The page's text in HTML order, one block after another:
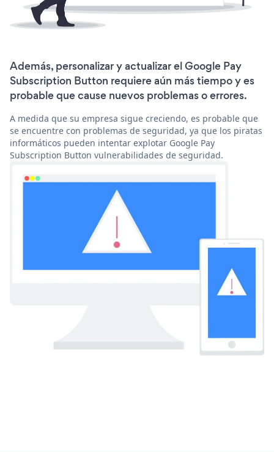
Además, personalizar y actualizar el Google Pay
Subscription Button requiere aún más tiempo y es
probable que cause nuevos problemas o errores.
A medida que su empresa sigue creciendo, es probable que
se encuentre con problemas de seguridad, ya que los piratas
informáticos pueden intentar explotar Google Pay
Subscription Button vulnerabilidades de seguridad.